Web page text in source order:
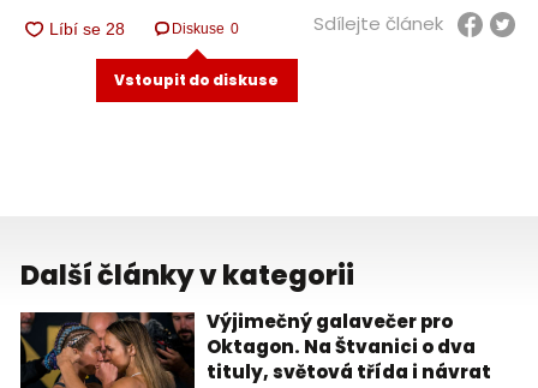
Diskuse 0
Vstoupit do diskuse
Sdílejte článek
Další články v kategorii
Výjimečný galavečer pro
Oktagon. Na Štvanici o dva
tituly, světová třída i návrat